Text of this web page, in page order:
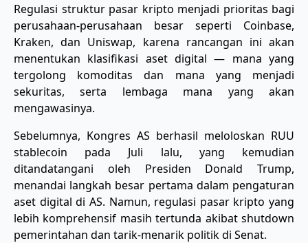
Regulasi struktur pasar kripto menjadi prioritas bagi
perusahaan-perusahaan besar seperti Coinbase,
Kraken, dan Uniswap, karena rancangan ini akan
menentukan klasifikasi aset digital — mana yang
tergolong komoditas dan mana yang menjadi
sekuritas, serta lembaga mana yang akan
mengawasinya.
Sebelumnya, Kongres AS berhasil meloloskan RUU
stablecoin pada Juli lalu, yang kemudian
ditandatangani oleh Presiden Donald Trump,
menandai langkah besar pertama dalam pengaturan
aset digital di AS. Namun, regulasi pasar kripto yang
lebih komprehensif masih tertunda akibat shutdown
pemerintahan dan tarik-menarik politik di Senat.